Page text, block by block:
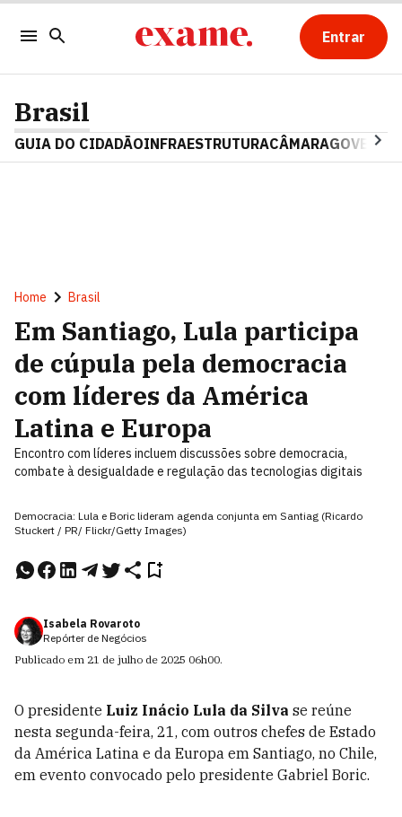
Entrar
Brasil
GUIA DO CIDADÃOINFRAESTRUTURACÂMARAGOVERNO
Home Brasil
Em Santiago, Lula participa
de cúpula pela democracia
com líderes da América
Latina e Europa
Encontro com líderes incluem discussões sobre democracia,
combate à desigualdade e regulação das tecnologias digitais
Democracia: Lula e Boric lideram agenda conjunta em Santiag (Ricardo
Stuckert / PR/ Flickr/Getty Images)
Isabela Rovaroto
Repórter de Negócios
Publicado em 21 de julho de 2025 06h00.
O presidente Luiz Inácio Lula da Silva se reúne
nesta segunda-feira, 21, com outros chefes de Estado
da América Latina e da Europa em Santiago, no Chile,
em evento convocado pelo presidente Gabriel Boric.